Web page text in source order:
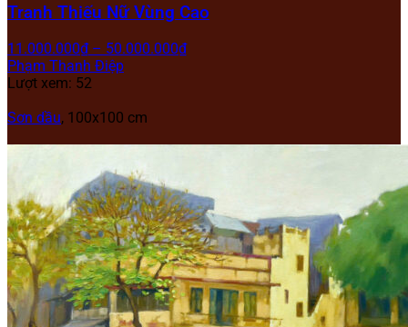
Tranh Thiếu Nữ Vùng Cao
11.000.000₫ – 50.000.000₫
Phạm Thanh Điệp
Lượt xem: 52
Sơn dầu, 100x100 cm